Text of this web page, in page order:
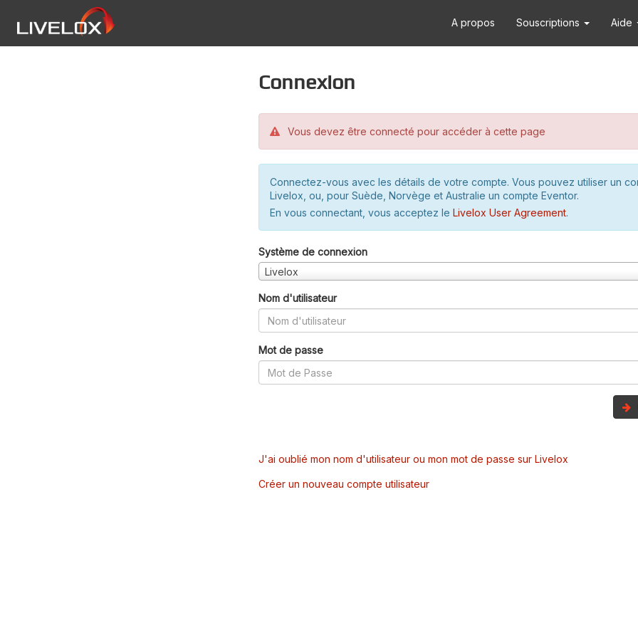
A propos Souscriptions Aide
Connexion
Vous devez être connecté pour accéder à cette page
Connectez-vous avec les détails de votre compte. Vous pouvez utiliser un
Livelox, ou, pour Suède, Norvège et Australie un compte Eventor.
En vous connectant, vous acceptez le Livelox User Agreement.
Système de connexion
Livelox
Nom d'utilisateur
Mot de passe
J'ai oublié mon nom d'utilisateur ou mon mot de passe sur Livelox
Créer un nouveau compte utilisateur